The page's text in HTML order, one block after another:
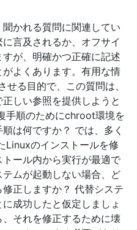
かれる質問に関連してい
言及されるか、オフサイ
すが、明確かつ正確に記述
がよくあります。有用な情
せる目的で、この質問は、
しい参照を提供しようと
手順のためにchroot環境を
は何ですか？ では、多く
Linuxのインストールを修
ール内から実行が最適で
ムが起動しない場合、ど
正しますか？ 代替システ
成功したと仮定しましょ
、それを修正するために壊